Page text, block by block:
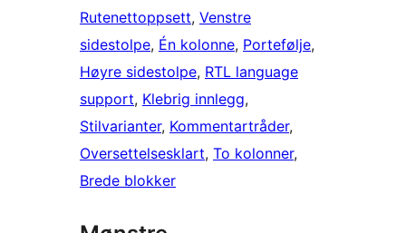
Rutenettoppsett, Venstre
sidestolpe, Én kolonne, Portefølje
Høyre sidestolpe, RTL language
support, Klebrig innlegg
Stilvarianter, Kommentartråder
Oversettelsesklart, To kolonner
Brede blokker